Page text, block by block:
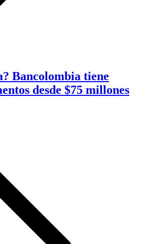
Bancolombia tiene
desde $75 millones